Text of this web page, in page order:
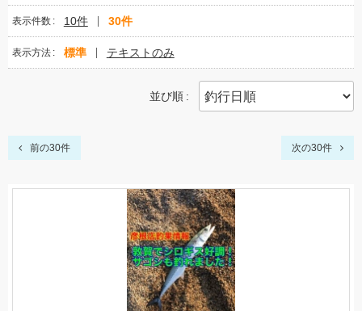
表示件数 10件 30件
表示方法 標準 テキストのみ
並び順
前の30件 次の30件